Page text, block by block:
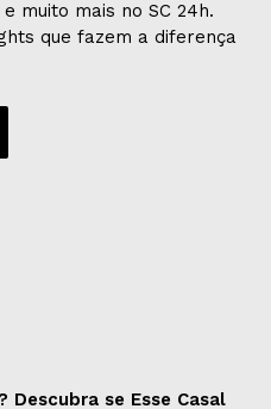
muito mais no SC 24h.
que fazem a diferença
Descubra se Esse Casal